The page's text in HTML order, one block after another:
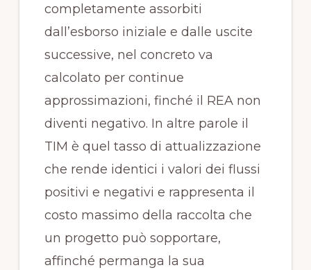
completamente assorbiti
dall’esborso iniziale e dalle uscite
successive, nel concreto va
calcolato per continue
approssimazioni, finché il REA non
diventi negativo. In altre parole il
TIM è quel tasso di attualizzazione
che rende identici i valori dei flussi
positivi e negativi e rappresenta il
costo massimo della raccolta che
un progetto può sopportare,
affinché permanga la sua